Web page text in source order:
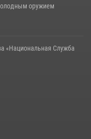
оружием
«Национальная Служба